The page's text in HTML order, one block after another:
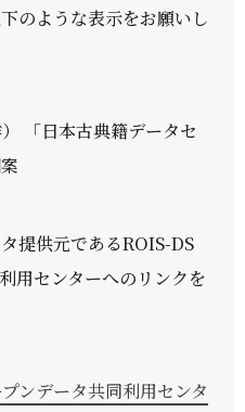
のような表示をお願いし
「日本古典籍データセ
提供元であるROIS-DS
用センターへのリンクを
ンデータ共同利用センタ